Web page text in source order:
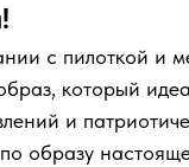
с пилоткой и
который
и
образу